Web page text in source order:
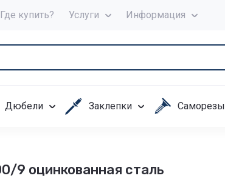
Где купить? Услуги Информация
Дюбели Заклепки Саморезы
9 оцинкованная сталь